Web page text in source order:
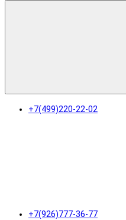
+7(499)220-22-02
+7(926)777-36-77